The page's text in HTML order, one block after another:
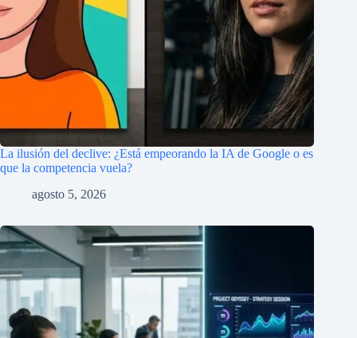
La ilusión del declive: ¿Está empeorando la IA de Google o es
que la competencia vuela?
agosto 5, 2026